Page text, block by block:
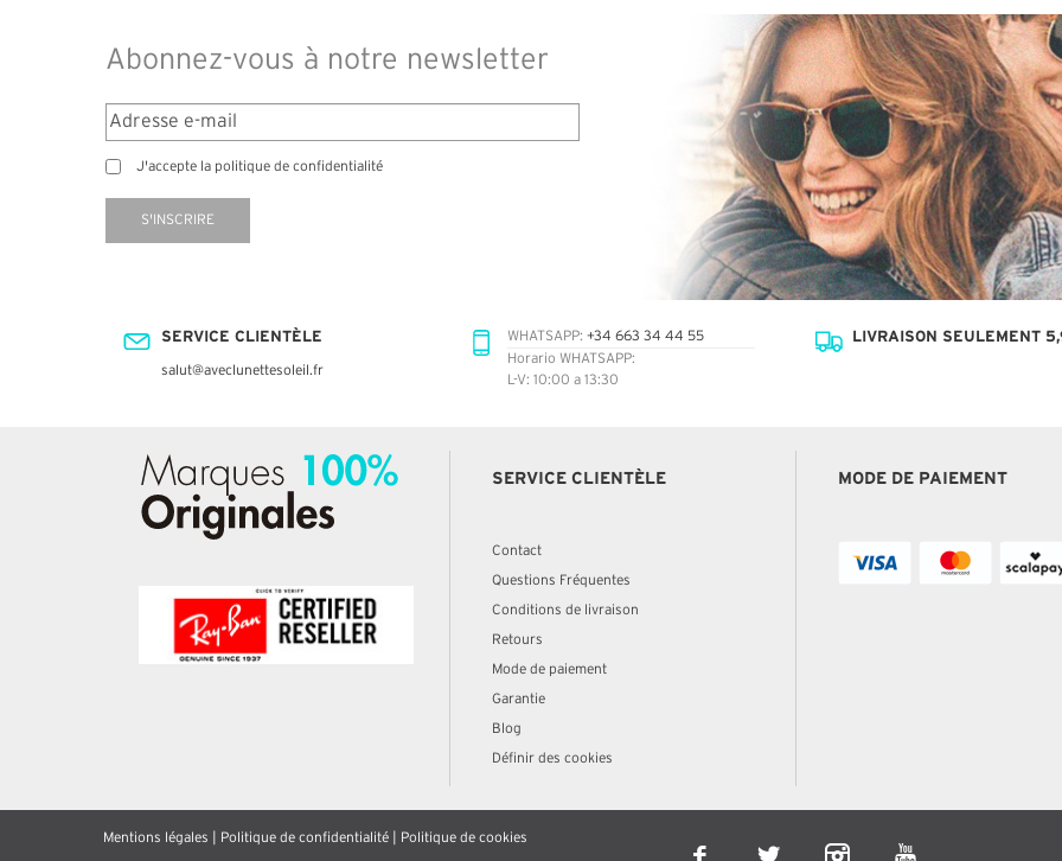
Abonnez-vous à notre newsletter
J'accepte la politique de confidentialité
S'INSCRIRE
SERVICE CLIENTÈLE
salut@aveclunettesoleil.fr
WHATSAPP: +34 663 34 44 55
Horario WHATSAPP:
L-V: 10:00 a 13:30
LIVRAISON SEULEMENT
SERVICE CLIENTÈLE
Contact
Questions Fréquentes
Conditions de livraison
Retours
Mode de paiement
Garantie
Blog
Définir des cookies
MODE DE PAIEMENT
Mentions légales Politique de confidentialité Politique de cookies